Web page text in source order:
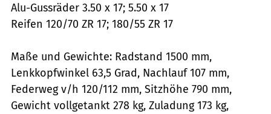
Alu-Gussräder 3.50 x 17; 5.50 x 17
Reifen 120/70 ZR 17; 180/55 ZR 17
Maße und Gewichte: Radstand 1500 mm,
Lenkkopfwinkel 63,5 Grad, Nachlauf 107 mm,
Federweg v/h 120/112 mm, Sitzhöhe 790 mm,
Gewicht vollgetankt 278 kg, Zuladung 173 kg,